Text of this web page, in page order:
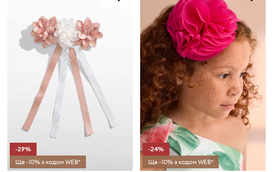
-29%
Ще -10% з кодом WEB*
-24%
Ще -10% з кодом WEB*